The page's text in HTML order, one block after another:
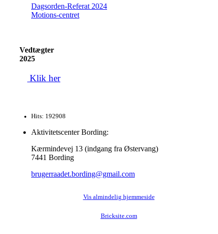
Dagsorden-Referat 2024
Motions-centret
Vedtægter
2025
Klik her
Hits: 192908
Aktivitetscenter Bording:
Kærmindevej 13 (indgang fra Østervang)
7441 Bording
brugerraadet.bording@gmail.com
Vis almindelig hjemmeside
Bricksite.com